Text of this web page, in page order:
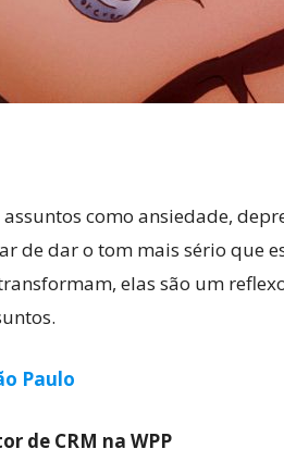
como ansiedade,
de dar o tom mais sério que
elas são um
Paulo
de CRM na WPP